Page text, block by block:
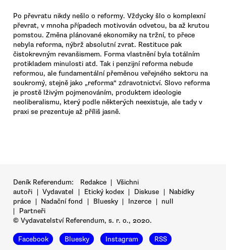
Po převratu nikdy nešlo o reformy. Vždycky šlo o komplexní
převrat, v mnoha případech motivován odvetou, ba až krutou
pomstou. Změna plánované ekonomiky na tržní, to přece
nebyla reforma, nýbrž absolutní zvrat. Restituce pak
čistokrevným revanšismem. Forma vlastnění byla totálním
protikladem minulosti atd. Tak i penzijní reforma nebude
reformou, ale fundamentální přeměnou veřejného sektoru na
soukromý, stejně jako „reforma“ zdravotnictví. Slovo reforma
je prostě lživým pojmenováním, produktem ideologie
neoliberalismu, který podle některých neexistuje, ale tady v
praxi se prezentuje až příliš jasně.
Deník Referendum: Redakce | Všichni
autoři | Vydavatel | Etický kodex | Diskuse | Nabídky
práce | Nadační fond | Bluesky | Inzerce | null
|
Partneři
© Vydavatelství Referendum, s. r. o., 2020.
Facebook Bluesky Instagram RSS